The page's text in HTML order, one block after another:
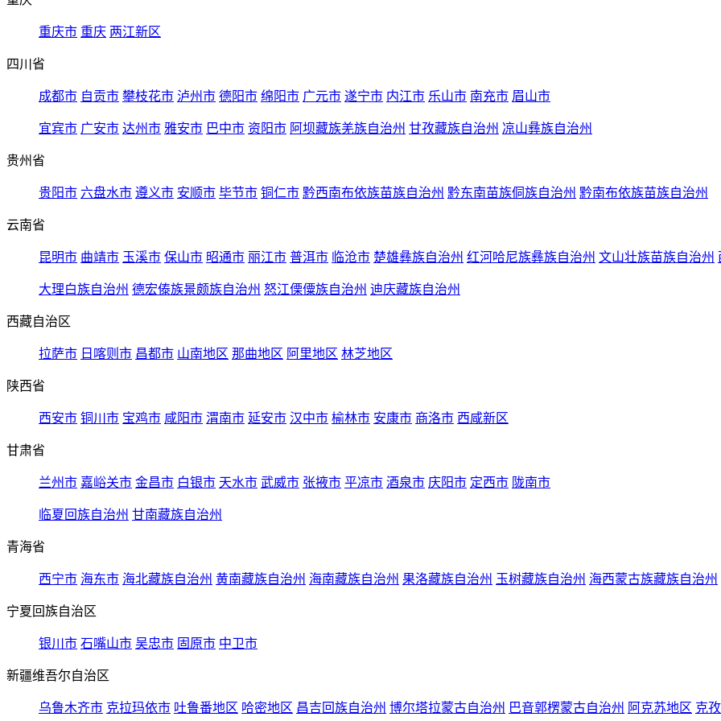
重庆市 重庆 两江新区
四川省
成都市 自贡市 攀枝花市 泸州市 德阳市 绵阳市 广元市 遂宁市 内江市 乐山市 南充市 眉山市
宜宾市 广安市 达州市 雅安市 巴中市 资阳市 阿坝藏族羌族自治州 甘孜藏族自治州 凉山彝族自治州
贵州省
贵阳市 六盘水市 遵义市 安顺市 毕节市 铜仁市 黔西南布依族苗族自治州 黔东南苗族侗族自治州 黔南布依族苗族自治州
云南省
昆明市 曲靖市 玉溪市 保山市 昭通市 丽江市 普洱市 临沧市 楚雄彝族自治州 红河哈尼族彝族自治州 文山壮族苗族自治州
大理白族自治州 德宏傣族景颇族自治州 怒江傈僳族自治州 迪庆藏族自治州
西藏自治区
拉萨市 日喀则市 昌都市 山南地区 那曲地区 阿里地区 林芝地区
陕西省
西安市 铜川市 宝鸡市 咸阳市 渭南市 延安市 汉中市 榆林市 安康市 商洛市 西咸新区
甘肃省
兰州市 嘉峪关市 金昌市 白银市 天水市 武威市 张掖市 平凉市 酒泉市 庆阳市 定西市 陇南市
临夏回族自治州 甘南藏族自治州
青海省
西宁市 海东市 海北藏族自治州 黄南藏族自治州 海南藏族自治州 果洛藏族自治州 玉树藏族自治州 海西蒙古族藏族自治州
宁夏回族自治区
银川市 石嘴山市 吴忠市 固原市 中卫市
新疆维吾尔自治区
乌鲁木齐市 克拉玛依市 吐鲁番地区 哈密地区 昌吉回族自治州 博尔塔拉蒙古自治州 巴音郭楞蒙古自治州 阿克苏地区 克